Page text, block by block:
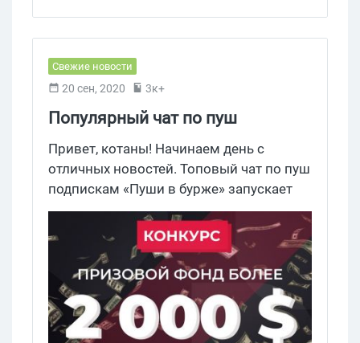
Tech решает парой дней активного
за деталями.
Свежие новости
20 сен, 2020 3к+
Популярный чат по пуш
подпискам «Пуши в бурже»
объявляет небывалый конкурс с
призовым фондом более 2000
Привет, котаны! Начинаем день с
отличных новостей. Топовый чат по пуш
подпискам «Пуши в бурже» запускает
жаркий конкурс с призовым фондом
более 2000$. Поэтому располагайтесь
поудобнее, а мы поехали!